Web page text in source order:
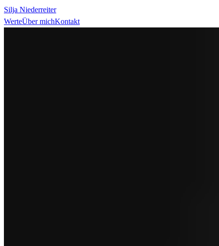
Silja Niederreiter
WerteÜber michKontakt